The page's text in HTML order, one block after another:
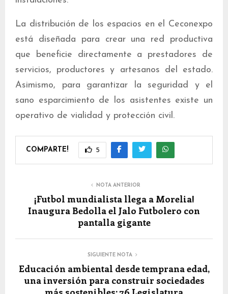
La distribución de los espacios en el Ceconexpo
está diseñada para crear una red productiva
que beneficie directamente a prestadores de
servicios, productores y artesanos del estado.
Asimismo, para garantizar la seguridad y el
sano esparcimiento de los asistentes existe un
operativo de vialidad y protección civil.
COMPARTE! 5
NOTA ANTERIOR
¡Futbol mundialista llega a Morelia!
Inaugura Bedolla el Jalo Futbolero con
pantalla gigante
SIGUIENTE NOTA
Educación ambiental desde temprana edad,
una inversión para construir sociedades